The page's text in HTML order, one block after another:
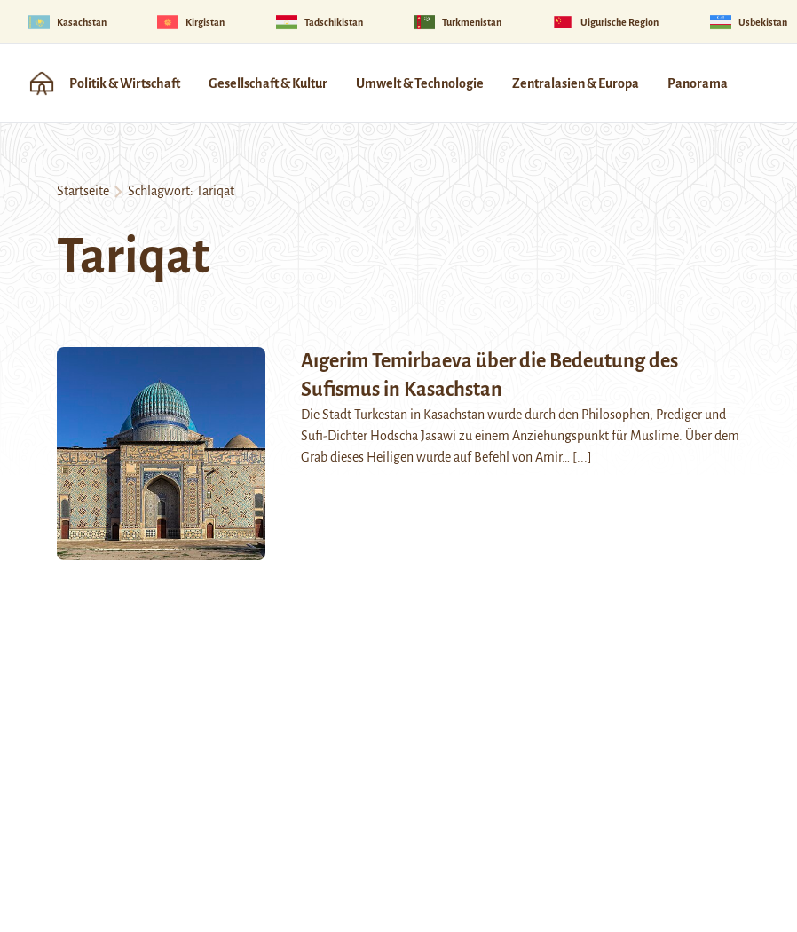
Kasachstan Kirgistan Tadschikistan Turkmenistan Uigurische Region Usbekistan
Politik & Wirtschaft Gesellschaft & Kultur Umwelt & Technologie Zentralasien & Europa Panorama
Startseite Schlagwort: Tariqat
Tariqat
Aıgerim Temirbaeva über die Bedeutung des
Sufismus in Kasachstan
Die Stadt Turkestan in Kasachstan wurde durch den Philosophen, Prediger und
Sufi-Dichter Hodscha Jasawi zu einem Anziehungspunkt für Muslime. Über dem
Grab dieses Heiligen wurde auf Befehl von Amir…
[...]